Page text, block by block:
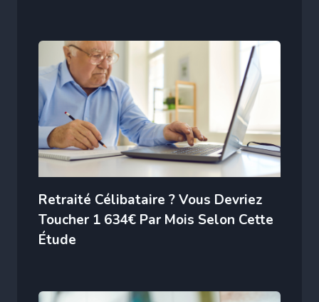
Retraité Célibataire ? Vous Devriez
Toucher 1 634€ Par Mois Selon Cette
Étude